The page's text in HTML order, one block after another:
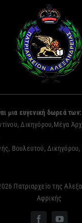
μια ευγενική δωρεά των:
Δικηγόρου,Μέγα
Βουλευτού, Δικηγόρου,
Πατριαρχείο της
Αφρικής